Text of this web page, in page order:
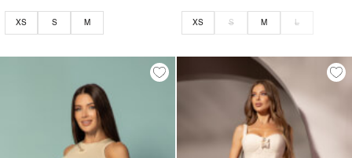
XS S M XS S M L